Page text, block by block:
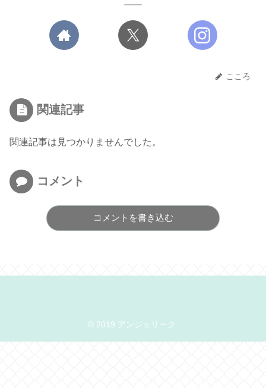
こころ
関連記事
関連記事は見つかりませんでした。
コメント
コメントを書き込む
© 2019 アンジェリーク.